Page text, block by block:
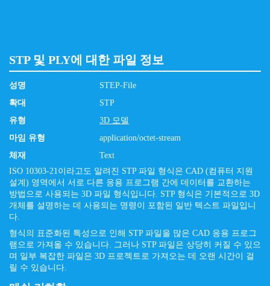
STP 및 PLY에 대한 파일 정보
성명
STEP-File
확대
STP
유형
3D 모델
마임 유형
application/octet-stream
체재
Text
ISO 10303-21이라고도 알려진 STP 파일 형식은 CAD (컴퓨터 지원
설계) 영역에서 서로 다른 응용 프로그램 간에 데이터를 교환하는
방법으로 사용되는 3D 파일 형식입니다. STP 형식은 기본적으로 3D
개체를 설명하는 데 사용되는 명령이 포함된 일반 텍스트 파일입니
다.
형식의 표준화된 특성으로 인해 STP 파일을 많은 CAD 응용 프로그
램으로 가져올 수 있습니다. 그러나 STP 파일은 상당히 커질 수 있으
며 일부 복잡한 파일은 3D 프로젝트로 가져오는 데 오랜 시간이 걸
릴 수 있습니다.